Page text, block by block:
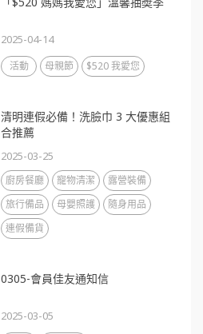
2025-04-14
活動 母親節 $520 我愛您
清明連假必備！洗臉巾 3 大優惠組
合推薦
2025-03-25
廚房餐廳 寵物清潔
露營裝備
旅行備品
母嬰照護
隨身用品
連假備貨
0305-會員佳友通知信
2025-03-05